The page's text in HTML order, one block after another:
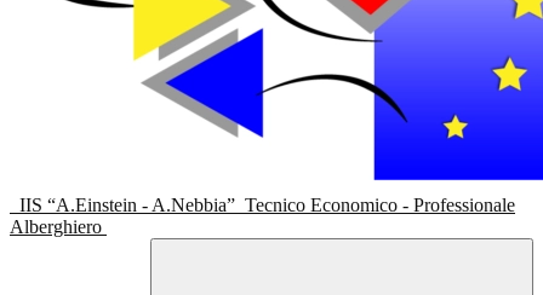
IIS “A.Einstein - A.Nebbia” Tecnico Economico - Professionale
Alberghiero